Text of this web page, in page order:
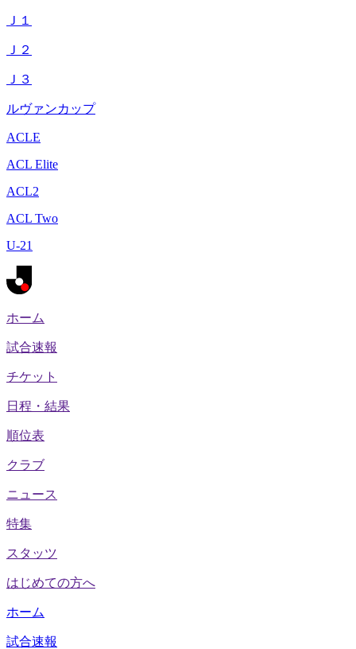
Ｊ１
Ｊ２
Ｊ３
ルヴァンカップ
ACLE
ACL Elite
ACL2
ACL Two
U-21
ホーム
試合速報
チケット
日程・結果
順位表
クラブ
ニュース
特集
スタッツ
はじめての方へ
ホーム
試合速報